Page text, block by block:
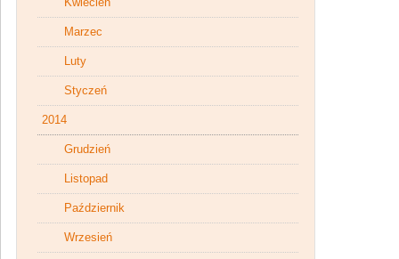
Marzec
Luty
Styczeń
2014
Grudzień
Listopad
Październik
Wrzesień